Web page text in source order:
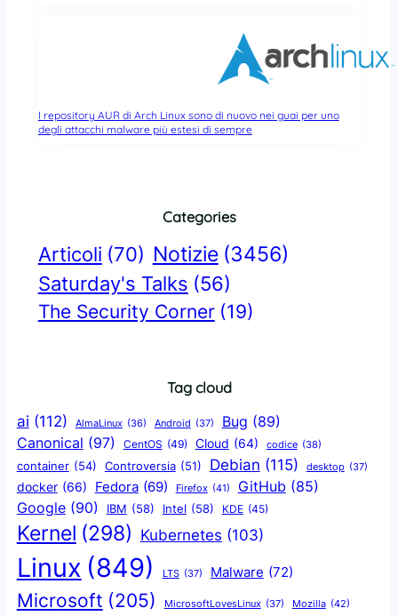
I repository AUR di Arch Linux sono di nuovo nei guai per uno
degli attacchi malware più estesi di sempre
Categories
Articoli (70) Notizie (3456)
Saturday's Talks (56)
The Security Corner (19)
Tag cloud
ai (112) AlmaLinux (36) Android (37) Bug (89)
Canonical (97) CentOS (49) Cloud (64) codice (38)
container (54) Controversia (51) Debian (115) desktop (37)
docker (66) Fedora (69) Firefox (41) GitHub (85)
Google (90) IBM (58) Intel (58) KDE (45)
Kernel (298) Kubernetes (103)
Linux (849) LTS (37) Malware (72)
Microsoft (205) MicrosoftLovesLinux (37) Mozilla (42)